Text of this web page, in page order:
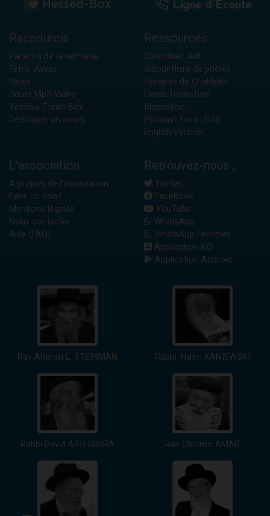
Raccourcis
Paracha de la semaine
Fêtes Juives
News
Cours Mp3-Vidéo
Yéchiva Torah-Box
Dédicacer un cours
Ressources
Calendrier Juif
Sidour (livre de prière)
Horaires de Chabbath
Livres Torah-Box
Inscription
Podcast Torah-Box
English Version
L'association
A propos de l'association
Faire un don !
Mentions légales
Nous contacter
Aide (FAQ)
Retrouvez-nous...
Twitter
Facebook
YouTube
WhatsApp
WhatsApp Femmes
Application iOS
Application Android
Rav Aharon L. STEINMAN Rabbi 'Haïm KANIEWSKI
Rabbi David ABI'HSSIRA Rav Chlomo AMAR